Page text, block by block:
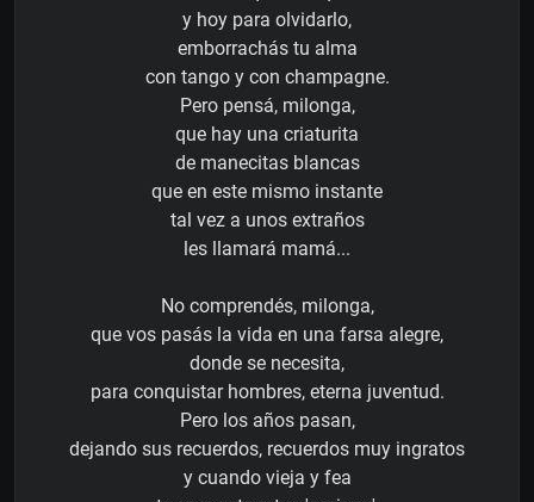
y hoy para olvidarlo,
emborrachás tu alma
con tango y con champagne.
Pero pensá, milonga,
que hay una criaturita
de manecitas blancas
que en este mismo instante
tal vez a unos extraños
les llamará mamá...
No comprendés, milonga,
que vos pasás la vida en una farsa alegre,
donde se necesita,
para conquistar hombres, eterna juventud.
Pero los años pasan,
dejando sus recuerdos, recuerdos muy ingratos
y cuando vieja y fea